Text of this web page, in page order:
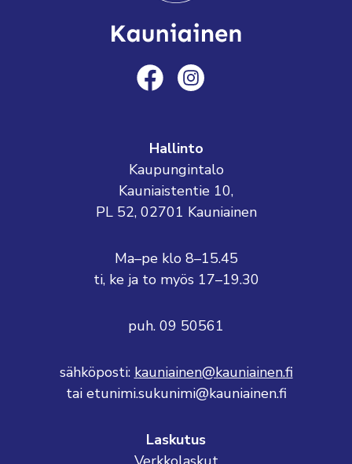
Hallinto
Kaupungintalo
Kauniaistentie 10,
PL 52, 02701 Kauniainen
Ma–pe klo 8–15.45
ti, ke ja to myös 17–19.30
puh. 09 50561
sähköposti: kauniainen@kauniainen.fi
tai etunimi.sukunimi@kauniainen.fi
Laskutus